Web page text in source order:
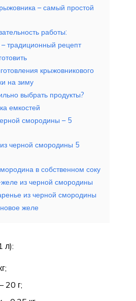
– самый простой
работы:
традиционный рецепт
крыжовникового
на зиму
выбрать продукты?
емкостей
смородины – 5
черной смородины 5
в собственном соку
из черной смородины
из черной смородины
желе
л):
20 г;